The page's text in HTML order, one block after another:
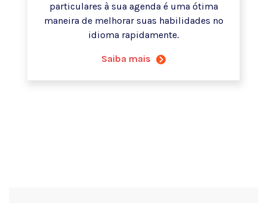
particulares à sua agenda é uma ótima
maneira de melhorar suas habilidades no
idioma rapidamente.
Saiba mais